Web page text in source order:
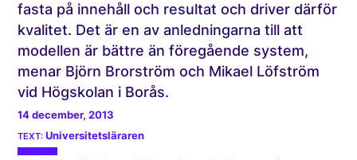
fasta på innehåll och resultat och driver därför
kvalitet. Det är en av anledningarna till att
modellen är bättre än föregående system,
menar Björn Brorström och Mikael Löfström
vid Högskolan i Borås.
14 december, 2013
Universitetsläraren